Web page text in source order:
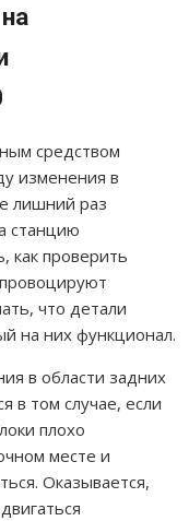
средством
изменения в
лишний раз
станцию
как проверить
что детали
на них функционал.
в области задних
в том случае, если
плохо
месте и
Оказывается,